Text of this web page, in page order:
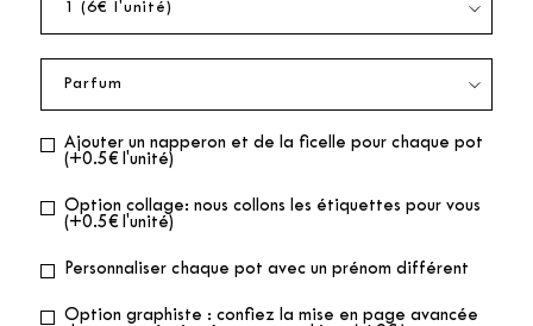
Ajouter un napperon et de la ficelle pour chaque pot
(+0.5€ l'unité)
Option collage: nous collons les étiquettes pour vous
(+0.5€ l'unité)
Personnaliser chaque pot avec un prénom différent
Option graphiste : confiez la mise en page avancée